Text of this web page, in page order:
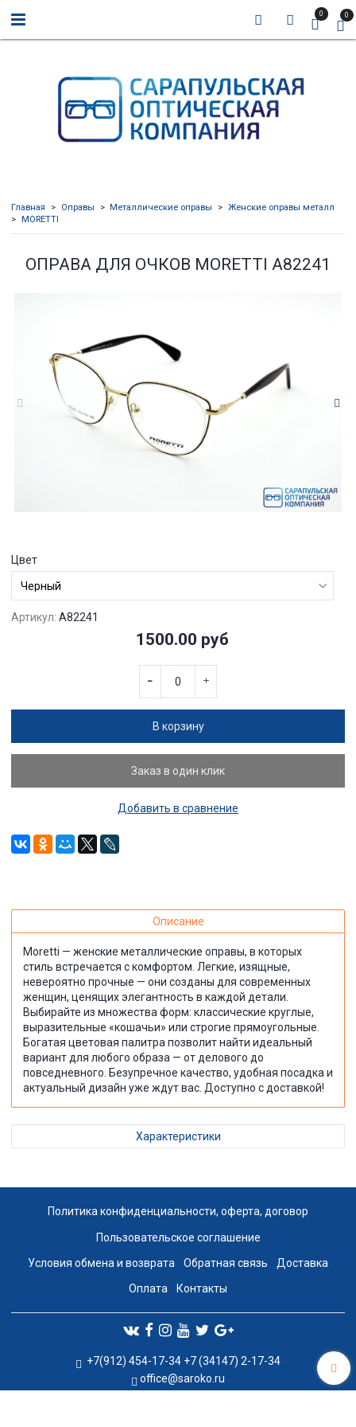
0 0
Главная Оправы Металлические оправы
Женские оправы металл
MORETTI
ОПРАВА ДЛЯ ОЧКОВ MORETTI A82241
Цвет
Артикул: A82241
1500.00 руб
В корзину
Заказ в один клик
Добавить в сравнение
Описание
Moretti — женские металлические оправы, в которых
стиль встречается с комфортом. Легкие, изящные,
невероятно прочные — они созданы для современных
женщин, ценящих элегантность в каждой детали.
Выбирайте из множества форм: классические круглые,
выразительные «кошачьи» или строгие прямоугольные.
Богатая цветовая палитра позволит найти идеальный
вариант для любого образа — от делового до
повседневного. Безупречное качество, удобная посадка и
актуальный дизайн уже ждут вас. Доступно с доставкой!
Характеристики
Политика конфиденциальности, оферта, договор
Пользовательское соглашение
Условия обмена и возврата Обратная связь Доставка
Оплата Контакты
+7(912) 454-17-34 +7 (34147) 2-17-34
office@saroko.ru